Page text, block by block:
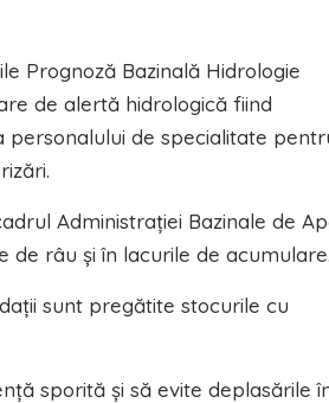
Prognoză Bazinală Hidrologie
de alertă hidrologică fiind
de specialitate
Administrației Bazinale de
de râu şi în lacurile de
sunt pregătite stocurile cu
sporită și să evite deplasările